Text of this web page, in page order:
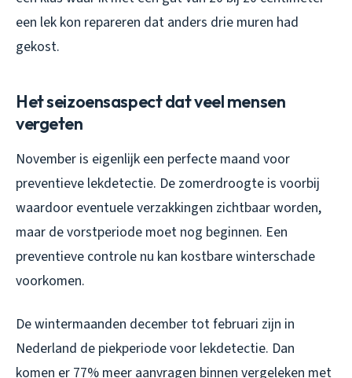
een lek kon repareren dat anders drie muren had
gekost.
Het seizoensaspect dat veel mensen
vergeten
November is eigenlijk een perfecte maand voor
preventieve lekdetectie. De zomerdroogte is voorbij
waardoor eventuele verzakkingen zichtbaar worden,
maar de vorstperiode moet nog beginnen. Een
preventieve controle nu kan kostbare winterschade
voorkomen.
De wintermaanden december tot februari zijn in
Nederland de piekperiode voor lekdetectie. Dan
komen er 77% meer aanvragen binnen vergeleken met